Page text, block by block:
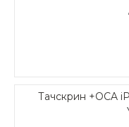
Тачскрин +OCA